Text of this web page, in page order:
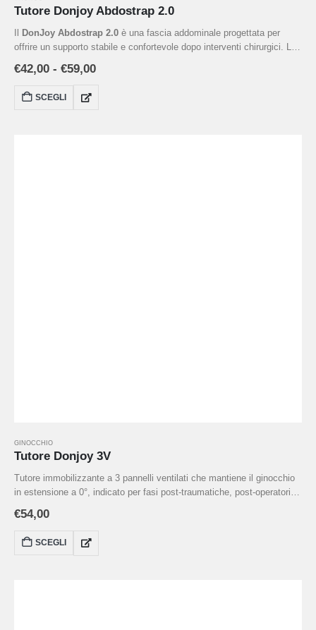
Tutore Donjoy Abdostrap 2.0
Il DonJoy Abdostrap 2.0 è una fascia addominale progettata per
offrire un supporto stabile e confortevole dopo interventi chirurgici. Le
addominale, mentre il pannello anteriore regolabile facilita l’accesso
alla ferita chirurgica senza compromettere il sostegno.
€42,00 - €59,00
SCEGLI
GINOCCHIO
Tutore Donjoy 3V
Tutore immobilizzante a 3 pannelli ventilati che mantiene il ginocchio
in estensione a 0°, indicato per fasi post-traumatiche, post-operatorie
rigide, chiusura a strappo e taglie regolabili per offrire stabilità e
sicurezza in emergenza .
€54,00
SCEGLI